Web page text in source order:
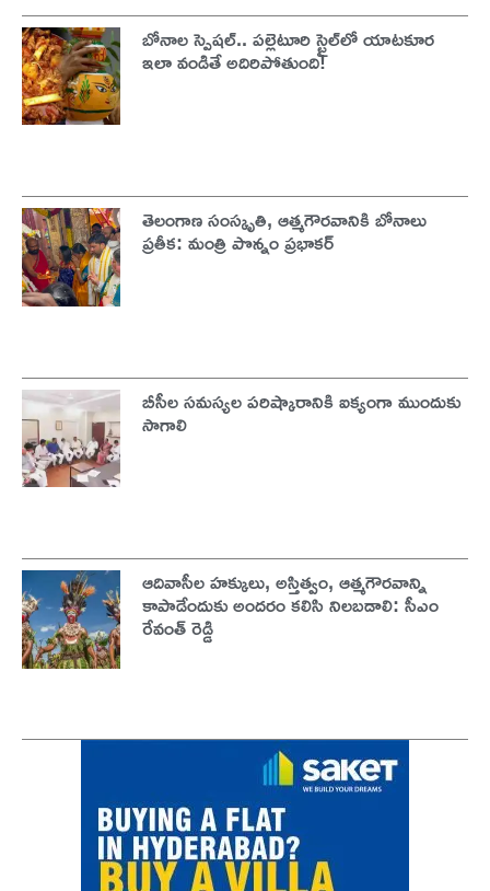
బోనాల స్పెషల్.. పల్లెటూరి స్టైల్‌లో యాటకూర
ఇలా వండితే అదిరిపోతుంది!
తెలంగాణ సంస్కృతి, ఆత్మగౌరవానికి బోనాలు
ప్రతీక: మంత్రి పొన్నం ప్రభాకర్
బీసీల సమస్యల పరిష్కారానికి ఐక్యంగా ముందుకు
సాగాలి
ఆదివాసీల హక్కులు, అస్తిత్వం, ఆత్మగౌరవాన్ని
కాపాడేందుకు అందరం కలిసి నిలబడాలి: సీఎం
రేవంత్ రెడ్డి